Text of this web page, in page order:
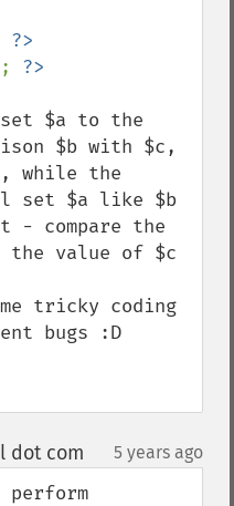
?>
;
$a to the
$b with $c,
while the
set $a like $b
- compare the
the value of $c
tricky coding
bugs :D
dot com 5 years ago
perform